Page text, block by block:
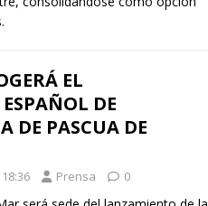
EL
DE
DE PASCUA DE
Prensa 0